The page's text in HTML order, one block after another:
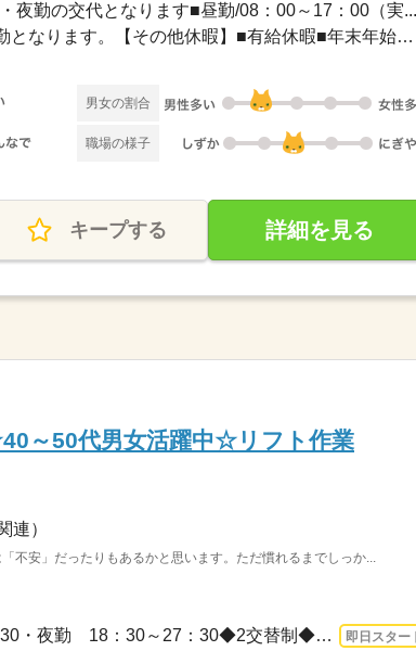
夜勤の交代となります■昼勤/08：00～17：00（実...
企業カレンダーに準ずる※祝日は出勤となります。【その他休暇】■有給休暇■年末年始、G...
男女の割合
職場の様子
キープする 詳細を見る
～50代男女活躍中☆リフト作業
連）
不安」だったりもあるかと思います。ただ慣れるまでしっか...
長期 即日〜 / ・昼勤 06：30～15：30・夜勤 18：30～27：30◆2交替制◆実働8時間（休... 即日スター